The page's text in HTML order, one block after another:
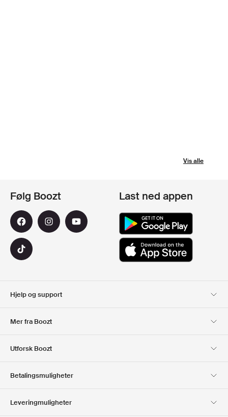
Vis alle
Hjelp og support
Mer fra Boozt
Club Boozt
Utforsk Boozt
Presse og utmerkelser
Følg Boozt Last ned appen
Betalingsmuligheter
Leveringmuligheter